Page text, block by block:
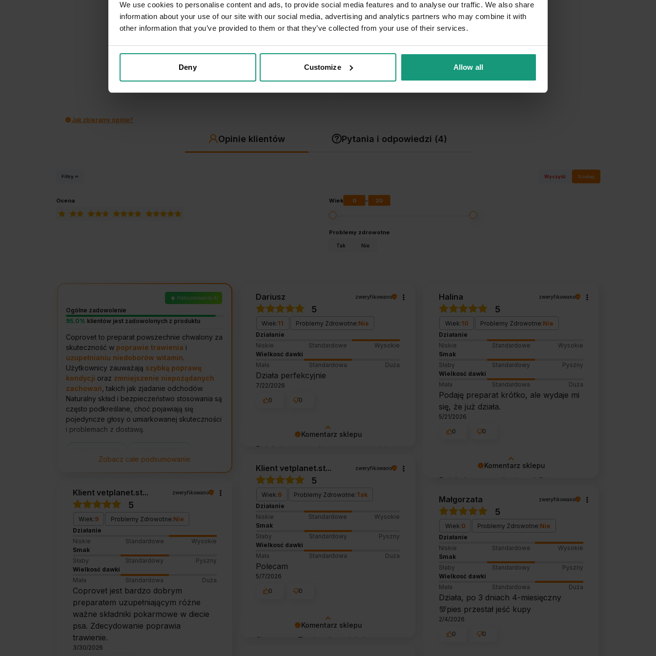
We use cookies to personalise content and ads, to provide social media features and to analyse our traffic. We also share
information about your use of our site with our social media, advertising and analytics partners who may combine it with
other information that you’ve provided to them or that they’ve collected from your use of their services.
Deny Customize Allow all
4.8
123opinii klientówz całego okresu
4 7%
Jak zbieramy opinie?
Opinie klientów Pytania i odpowiedzi (4)
Filtry Wyczyść Szukaj
Ocena Wiek 0 - 20
Problemy zdrowotne
Tak Nie
Podsumowanie AI
Ogólne zadowolenie
95.0% klientów jest zadowolonych z produktu
Coprovet to preparat powszechnie chwalony za
skuteczność w poprawie trawienia i
uzupełnianiu niedoborów witamin.
Użytkownicy zauważają szybką poprawę
kondycji oraz zmniejszenie niepożądanych
zachowań, takich jak zjadanie odchodów.
Naturalny skład i bezpieczeństwo stosowania są
często podkreślane, choć pojawiają się
pojedyncze głosy o umiarkowanej skuteczności
i problemach z dostawą.
poprawa zachowania (5)
dostawa (1)
Zobacz całe podsumowanie
Komentarz sklepu
Dziękujemy za tak pozytywną opinię -
takich klientów! Doceniamy czas i
wysiłek włożony w podzielenie się z
nami Twoimi doświadczeniami. Do
zobaczenia!
Dariusz zweryfikowano
5
Wiek:11 Problemy Zdrowotne:Nie
Działanie
Niskie
Standardowe
Wysokie
Wielkosć dawki
Mała
Standardowa Duża
Działa perfekcyjnie
7/22/2026
0 0
Komentarz sklepu
Dziękujemy za miłe słowa! Cieszymy
bezproblemowo, oraz, że możemy
zapewnić odpowiednią obsługę tak
świetnym klientom. Dziękujemy raz
jeszcze!
Halina zweryfikowano
5
Wiek:10 Problemy Zdrowotne:Nie
Działanie
Niskie
Standardowe
Wysokie
Smak
Słaby
Standardowy
Pyszny
Wielkosć dawki
Mała
Standardowa Duża
Podaję preparat krótko, ale wydaje mi
się, że już działa.
5/21/2026
0 0
Komentarz sklepu
Cieszy nas Twoja miła opinia i
Klient vetplanet.st... zweryfikowano
5
Wiek:6 Problemy Zdrowotne:Tak
Działanie
Niskie
Standardowe
Wysokie
Smak
Słaby
Standardowy
Pyszny
Wielkosć dawki
Mała
Standardowa Duża
Polecam
5/7/2026
0 0
Klient vetplanet.st... zweryfikowano
5
Wiek:9 Problemy Zdrowotne:Nie
Działanie
Niskie
Standardowe
Wysokie
Smak
Słaby
Standardowy
Pyszny
Wielkosć dawki
Mała
Standardowa Duża
Coprovet jest bardzo dobrym
preparatem uzupełniającym różne
ważne składniki pokarmowe w diecie
psa. Zdecydowanie poprawia
trawienie.
3/30/2026
Małgorzata zweryfikowano
5
Wiek:0 Problemy Zdrowotne:Nie
Działanie
Niskie
Standardowe
Wysokie
Smak
Słaby
Standardowy
Pyszny
Wielkosć dawki
Mała
Standardowa Duża
Działa, po 3 dniach 4-miesięczny
💯pies przestał jeść kupy
2/4/2026
0 0